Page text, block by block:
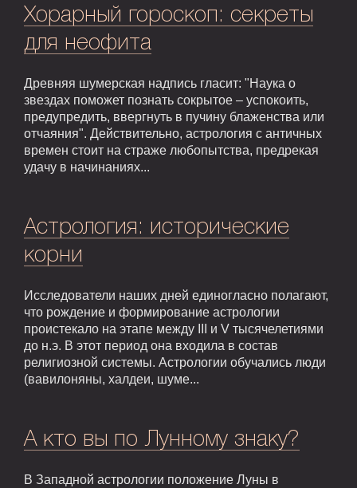
Хорарный гороскоп: секреты
для неофита
Древняя шумерская надпись гласит: "Наука о
звездах поможет познать сокрытое – успокоить,
предупредить, ввергнуть в пучину блаженства или
отчаяния". Действительно, астрология с античных
времен стоит на страже любопытства, предрекая
удачу в начинаниях...
Астрология: исторические
корни
Исследователи наших дней единогласно полагают,
что рождение и формирование астрологии
проистекало на этапе между III и V тысячелетиями
до н.э. В этот период она входила в состав
религиозной системы. Астрологии обучались люди
(вавилоняны, халдеи, шуме...
А кто вы по Лунному знаку?
В Западной астрологии положение Луны в